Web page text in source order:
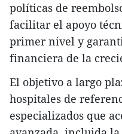
políticas de
facilitar el apoyo
primer nivel y
financiera de la
El objetivo a largo
hospitales de
especializados que